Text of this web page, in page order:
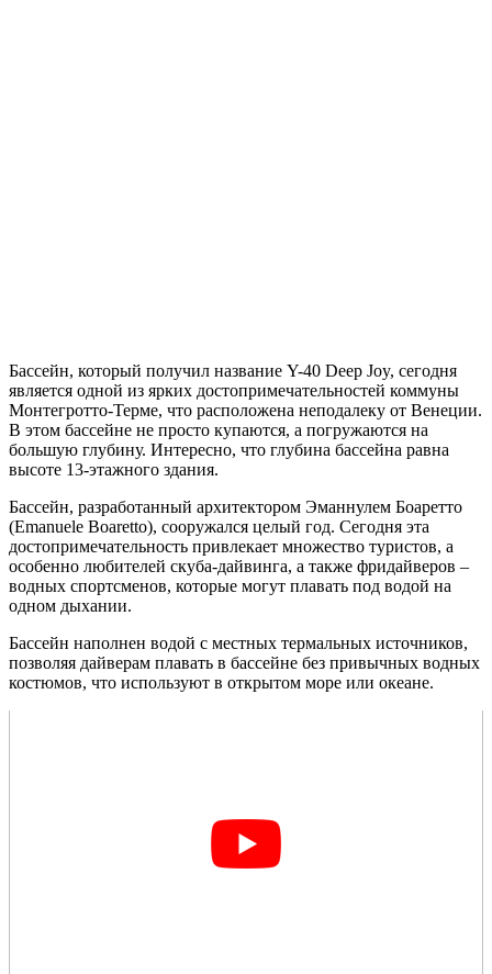
Бассейн, который получил название Y-40 Deep Joy, сегодня
является одной из ярких достопримечательностей коммуны
Монтегротто-Терме, что расположена неподалеку от Венеции.
В этом бассейне не просто купаются, а погружаются на
большую глубину. Интересно, что глубина бассейна равна
высоте 13-этажного здания.
Бассейн, разработанный архитектором Эманнулем Боаретто
(Emanuele Boaretto), сооружался целый год. Сегодня эта
достопримечательность привлекает множество туристов, а
особенно любителей скуба-дайвинга, а также фридайверов –
водных спортсменов, которые могут плавать под водой на
одном дыхании.
Бассейн наполнен водой с местных термальных источников,
позволяя дайверам плавать в бассейне без привычных водных
костюмов, что используют в открытом море или океане.